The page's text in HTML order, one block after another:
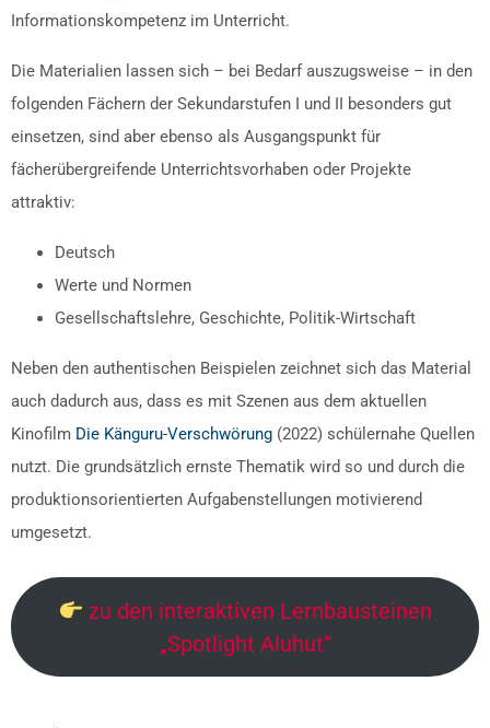
Informationskompetenz im Unterricht.
Die Materialien lassen sich – bei Bedarf auszugsweise – in den
folgenden Fächern der Sekundarstufen I und II besonders gut
einsetzen, sind aber ebenso als Ausgangspunkt für
fächerübergreifende Unterrichtsvorhaben oder Projekte
attraktiv:
Deutsch
Werte und Normen
Gesellschaftslehre, Geschichte, Politik-Wirtschaft
Neben den authentischen Beispielen zeichnet sich das Material
auch dadurch aus, dass es mit Szenen aus dem aktuellen
Kinofilm Die Känguru-Verschwörung (2022) schülernahe Quellen
nutzt. Die grundsätzlich ernste Thematik wird so und durch die
produktionsorientierten Aufgabenstellungen motivierend
umgesetzt.
zu den interaktiven Lernbausteinen
„Spotlight Aluhut“